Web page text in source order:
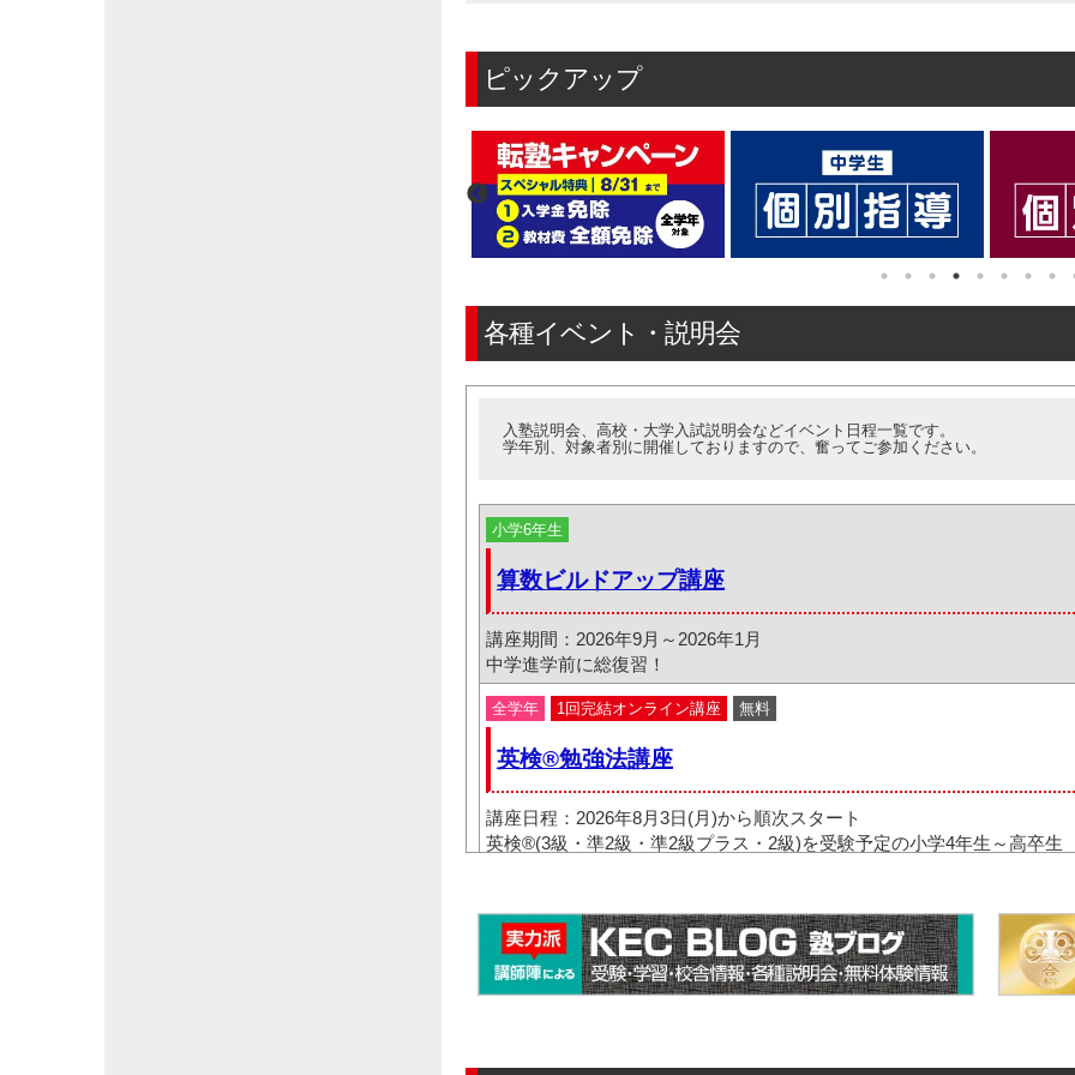
ピックアップ
各種イベント・説明会
入塾説明会、高校・大学入試説明会などイベント日程一覧です。
学年別、対象者別に開催しておりますので、奮ってご参加ください。
小学6年生
算数ビルドアップ講座
講座期間：2026年9月～2026年1月
中学進学前に総復習！
全学年 1回完結オンライン講座 無料
英検®勉強法講座
講座日程：2026年8月3日(月)から順次スタート
英検®(3級・準2級・準2級プラス・2級)を受験予定の小学4年生～高卒生
夏の英語ジム＆夏の算数道場
講座期間：2026年7月25日(土)～2026年8月13日(木)
年中～小学2年生 キャンペーン